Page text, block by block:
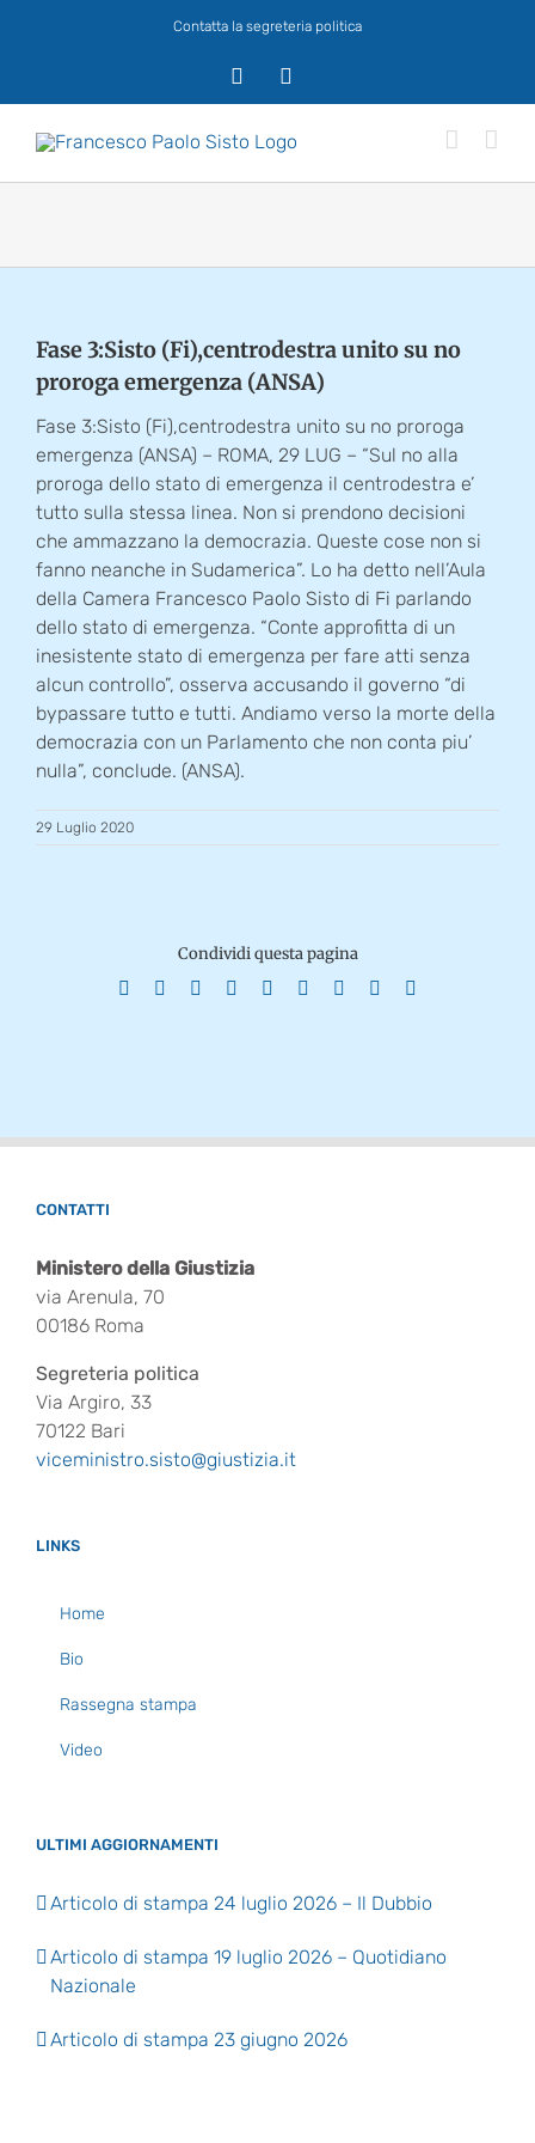
Contatta la segreteria politica
Fase 3:Sisto (Fi),centrodestra unito su no
proroga emergenza (ANSA)
Fase 3:Sisto (Fi),centrodestra unito su no proroga
emergenza (ANSA) – ROMA, 29 LUG – “Sul no alla
proroga dello stato di emergenza il centrodestra e’
tutto sulla stessa linea. Non si prendono decisioni
che ammazzano la democrazia. Queste cose non si
fanno neanche in Sudamerica”. Lo ha detto nell’Aula
della Camera Francesco Paolo Sisto di Fi parlando
dello stato di emergenza. “Conte approfitta di un
inesistente stato di emergenza per fare atti senza
alcun controllo”, osserva accusando il governo “di
bypassare tutto e tutti. Andiamo verso la morte della
democrazia con un Parlamento che non conta piu’
nulla”, conclude. (ANSA).
29 Luglio 2020
Condividi questa pagina
Facebook Reddit LinkedInWhatsApp
TumblrPinterest
CONTATTI
Ministero della Giustizia
via Arenula, 70
00186 Roma
Segreteria politica
Via Argiro, 33
70122 Bari
viceministro.sisto@giustizia.it
LINKS
Home
Bio
Rassegna stampa
Video
ULTIMI AGGIORNAMENTI
Articolo di stampa 24 luglio 2026 – Il Dubbio
Articolo di stampa 19 luglio 2026 – Quotidiano
Nazionale
Articolo di stampa 23 giugno 2026